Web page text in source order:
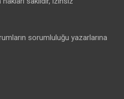
sorumluluğu yazarlarına